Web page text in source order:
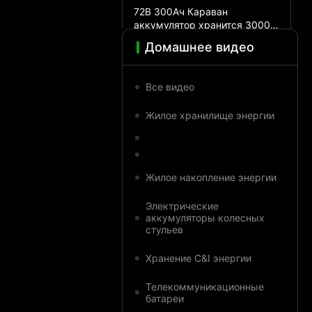
72В 300Ач Караван
аккумулятор хранится 3000
аккумулятор
Замена свинцовой кислоты
2025-11-20
00:21
72В 200Ач Жилой солнечный
аккумулятор Склад караван
Lifepo4 Энергетический
2025-11-20
Домашнее видео
Все видео
Жилое хранилище энергии
Жилое накопление энергии
Электрические
аккумуляторы колесных
стульев
Хранение C&I энергии
Телекоммуникационные
батареи